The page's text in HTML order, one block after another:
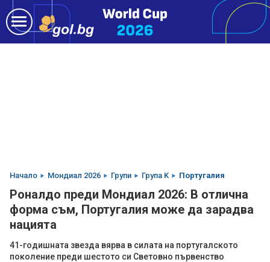
Начало Мондиал 2026 Групи Група K Португалия
Роналдо преди Мондиал 2026: В отлична
форма съм, Португалия може да зарадва
нацията
41-годишната звезда вярва в силата на португалското
поколение преди шестото си Световно първенство